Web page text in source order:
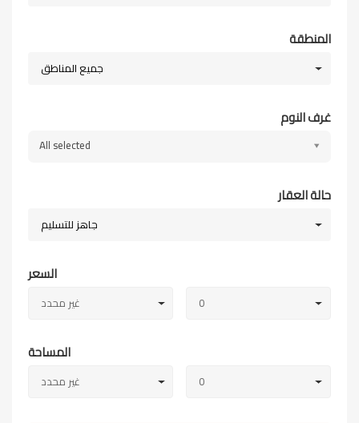
المنطقة
جميع المناطق
غرف النوم
All selected
حالة العقار
جاهز للتسليم
السعر
0 غير محدد
المساحة
0 غير محدد